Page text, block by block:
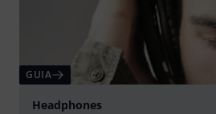
GUIA
Headphones